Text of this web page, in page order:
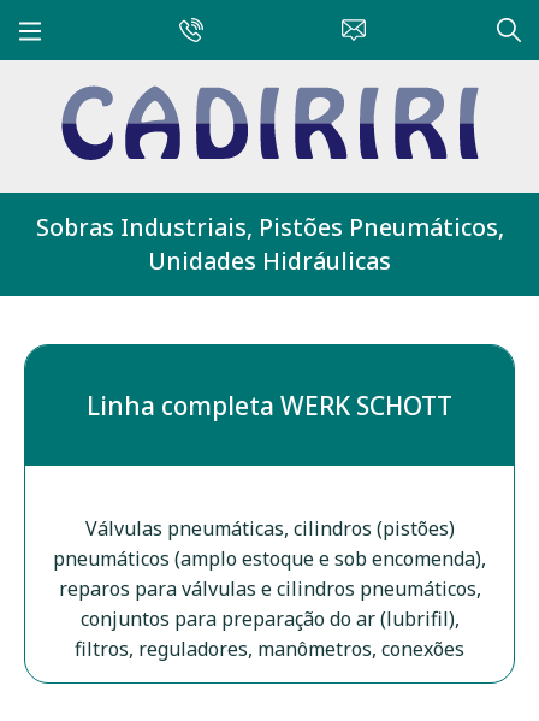
Sobras Industriais, Pistões Pneumáticos,
Unidades Hidráulicas
Linha completa WERK SCHOTT
Válvulas pneumáticas, cilindros (pistões)
pneumáticos (amplo estoque e sob encomenda),
reparos para válvulas e cilindros pneumáticos,
conjuntos para preparação do ar (lubrifil),
filtros, reguladores, manômetros, conexões